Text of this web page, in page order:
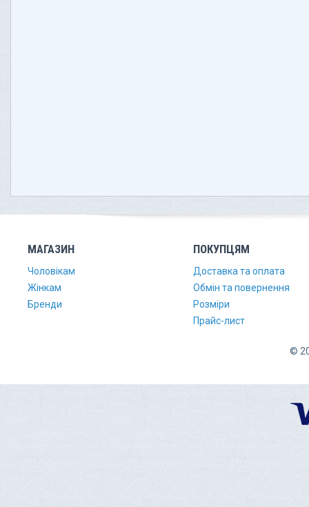
МАГАЗИН
Чоловікам
Жінкам
Бренди
ПОКУПЦЯМ
Доставка та оплата
Обмін та повернення
Розміри
Прайс-лист
©